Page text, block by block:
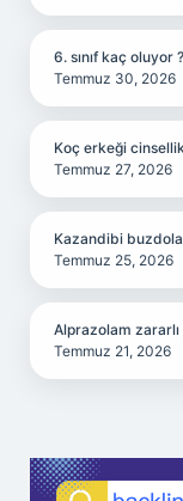
6. sınıf kaç oluyor ?
Temmuz 30, 2026
Koç erkeği
Temmuz 27, 2026
Kazandibi
Temmuz 25, 2026
Alprazolam zararlı
Temmuz 21, 2026